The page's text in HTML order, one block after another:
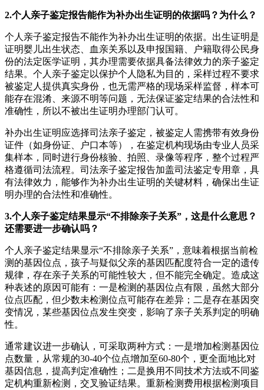
2.个人亲子鉴定报告能作为补办出生证明的依据吗？为什么？
个人亲子鉴定报告不能作为补办出生证明的依据。出生证明是
证明婴儿出生状态、血亲关系以及申报国籍、户籍取得公民身
份的法定医学证明，其办理需要依据具备法律效力的亲子鉴定
结果。个人亲子鉴定以保护个人隐私为目的，采样过程不要求
被鉴定人提供真实身份，也无需严格的现场采样监督，样本可
能存在混淆、来源不明等问题，无法保证鉴定结果的合法性和
准确性，所以不被出生证明办理部门认可。
补办出生证明应选择司法亲子鉴定，被鉴定人需携带有效身份
证件（如身份证、户口本等），在鉴定机构现场由专业人员采
集样本，同时进行身份核验、拍照、录像等程序，整个过程严
格遵循司法流程。司法亲子鉴定报告加盖司法鉴定专用章，具
有法律效力，能够作为补办出生证明的关键材料，确保出生证
明办理的合法性和准确性。
3.个人亲子鉴定结果显示“不排除亲子关系”，这是什么意思？
还需要进一步确认吗？
个人亲子鉴定结果显示“不排除亲子关系”，意味着根据当前检
测的基因位点，孩子与疑似父亲的基因匹配度符合一定的遗传
规律，存在亲子关系的可能性较大，但不能完全确定。造成这
种表述的原因可能有：一是检测的基因位点有限，虽然大部分
位点匹配，但少数未检测位点可能存在差异；二是存在基因突
变情况，某些基因位点发生突变，影响了亲子关系判定的明确
性。
通常建议进一步确认，可采取两种方式：一是增加检测基因位
点数量，从常规的30-40个位点增加至60-80个，更全面地比对
基因信息，提高判定准确性；二是换用不同技术方法或不同鉴
定机构重新检测，交叉验证结果。重新检测费用根据检测项目